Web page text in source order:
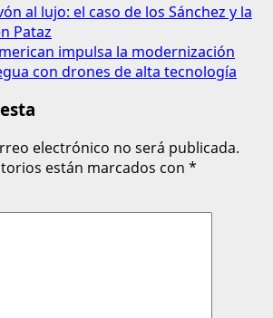
al lujo: el caso de los Sánchez y la
Pataz
impulsa la modernización
con drones de alta tecnología
electrónico no será publicada.
están marcados con *